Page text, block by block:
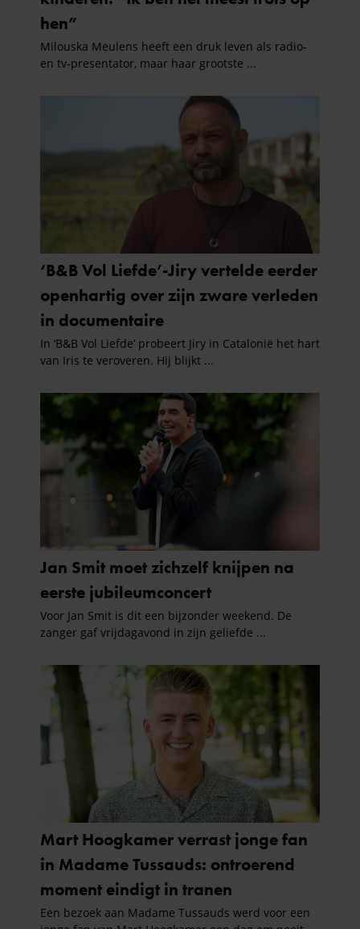
informatie die u aan ze heeft verstrekt of die ze hebben
verzameld op basis van uw gebruik van hun services. U
gaat akkoord met onze cookies als u onze website blijft
gebruiken.